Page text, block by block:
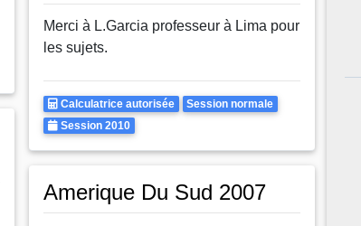
Merci à L.Garcia professeur à Lima pour
les sujets.
Calculatrice
Autorisee
Calculatrice autorisée Rattrapages
Session normale
Annee
Session 2010
Amerique Du Sud 2007